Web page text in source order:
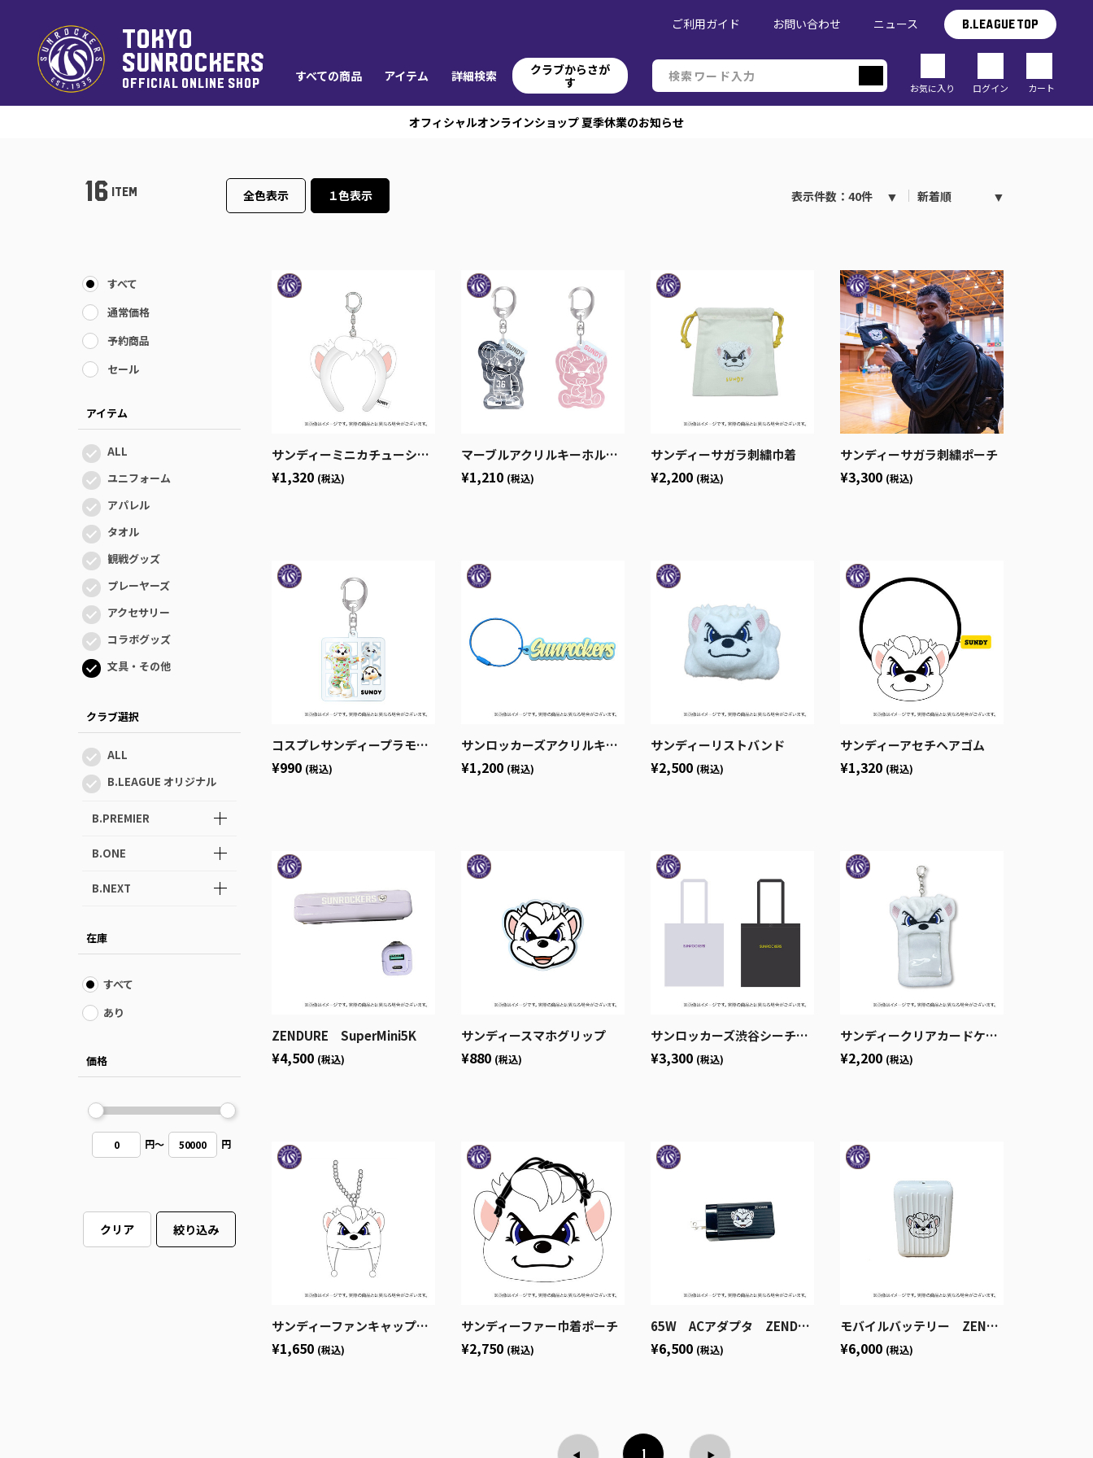
TOKYO
SUNROCKERS
OFFICIAL ONLINE SHOP すべての商品 アイテム 詳細検索
クラブからさが
す
ご利用ガイド お問い合わせ ニュース B.LEAGUE TOP
お気に入り ログイン カート
オフィシャルオンラインショップ 夏季休業のお知らせ
16 ITEM 全色表示 １色表示 表示件数：40件 新着順
すべて
通常価格
予約商品
セール
アイテム
ALL
ユニフォーム
アパレル
タオル
観戦グッズ
プレーヤーズ
アクセサリー
コラボグッズ
文具・その他
クラブ選択
ALL
B.LEAGUE オリジナル
B.PREMIER
B.ONE
B.NEXT
在庫
すべて
あり
価格
0 円～ 50000 円
クリア 絞り込み
サンディーミニカチューシャキーホルダー
¥1,320 (税込)
マーブルアクリルキーホルダー
¥1,210 (税込)
サンディーサガラ刺繍巾着
¥2,200 (税込)
サンディーサガラ刺繍ポーチ
¥3,300 (税込)
コスプレサンディープラモデル風キーホルダー
¥990 (税込)
サンロッカーズアクリルキーホルダー
¥1,200 (税込)
サンディーリストバンド
¥2,500 (税込)
サンディーアセチヘアゴム
¥1,320 (税込)
ZENDURE SuperMini5K
¥4,500 (税込)
サンディースマホグリップ
¥880 (税込)
サンロッカーズ渋谷シーチングトート
¥3,300 (税込)
サンディークリアカードケース
¥2,200 (税込)
サンディーファンキャップキーホルダー
¥1,650 (税込)
サンディーファー巾着ポーチ
¥2,750 (税込)
65W ACアダプタ ZENDURE SuperPort_S3
¥6,500 (税込)
モバイルバッテリー ZENDURE SuperMini
¥6,000 (税込)
1